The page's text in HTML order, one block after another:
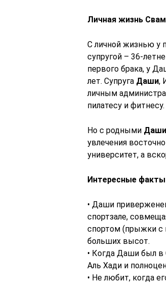
Личная жизнь
С личной жизнью у
супругой – 36-
первого брака, у
лет. Супруга Даши,
личным
пилатесу и фитнесу.
Но с родными Даши
увлечения
университет, а
Интересные
• Даши
спортзале,
спортом (прыжки с
больших высот.
• Когда Даши был в
Аль Хади и
• Не любит, когда